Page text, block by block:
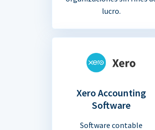
lucro.
Xero Accounting
Software
Software contable